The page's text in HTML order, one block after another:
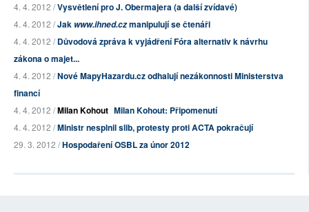
4. 4. 2012 /Vysvětlení pro J. Obermajera (a další zvídavé)
4. 4. 2012 /Jak www.ihned.czmanipulují se čtenáři
4. 4. 2012 /Důvodová zpráva k vyjádření Fóra alternativ k návrhu
zákona o majet...
4. 4. 2012 /Nové MapyHazardu.cz odhalují nezákonnosti Ministerstva
financí
4. 4. 2012 /Milan Kohout Milan Kohout: Připomenutí
4. 4. 2012 /Ministr nesplnil slib, protesty proti ACTA pokračují
29. 3. 2012 /Hospodaření OSBL za únor 2012